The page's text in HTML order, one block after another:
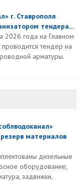
г. Ставрополя
тендера...
2026 года на Главном
проводится тендер на
арматуры.
материалов
дизельные
оборудование,
задвижки,